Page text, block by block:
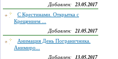
Добавлен:23.05.2017
С Крестинами. Открытка с
Крещением ...
Добавлен:21.05.2017
Анимация День Пограничника.
Анимиро...
Добавлен: 13.05.2017